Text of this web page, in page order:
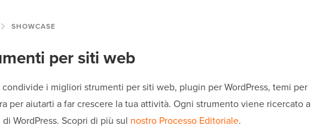
SHOWCASE
per siti web
i migliori strumenti per siti web, plugin per WordPress, temi per
per aiutarti a far crescere la tua attività. Ogni strumento viene ricercato a
WordPress. Scopri di più sul nostro Processo Editoriale.